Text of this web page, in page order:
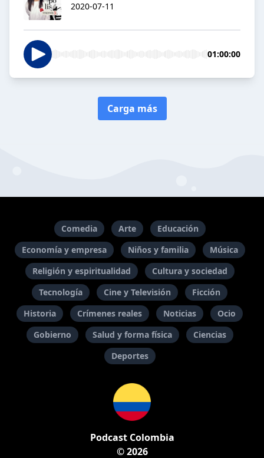
2020-07-11
01:00:00
Carga más
Comedia Arte
Educación
Economía y empresa
Niños y familia
Música
Religión y espiritualidad
Cultura y sociedad
Tecnología
Cine y Televisión
Ficción
Historia
Crímenes reales Noticias
Ocio
Gobierno
Salud y forma física
Ciencias
Deportes
Podcast Colombia
© 2026